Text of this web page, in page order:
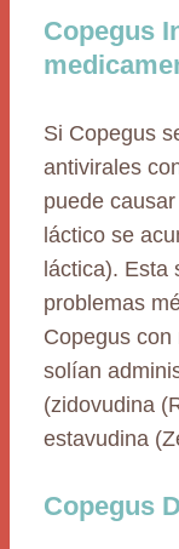
Copegus
Si Copegus
antivirales
puede
láctico se
láctica). Esta
problemas
Copegus
solían
(zidovudina
estavudina
Copegus